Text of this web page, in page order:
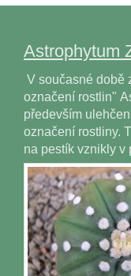
Astrophytum
V současné době
označení rostlin"
především
označení rostliny.
na pestík vznikly